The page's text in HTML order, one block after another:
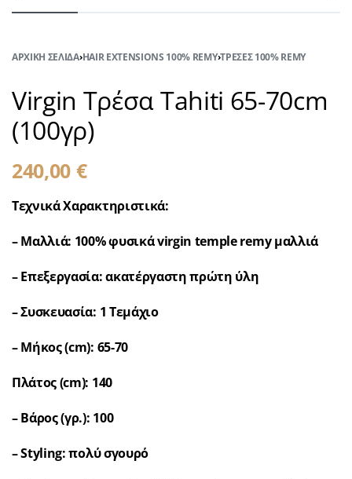
ΑΡΧΙΚΉ ΣΕΛΊΔΑ›HAIR EXTENSIONS 100% REMY›ΤΡΈΣΕΣ 100% REMY
Virgin Τρέσα Tahiti 65-70cm
(100γρ)
240,00 €
Τεχνικά Χαρακτηριστικά:
– Μαλλιά: 100% φυσικά virgin temple remy μαλλιά
– Επεξεργασία: ακατέργαστη πρώτη ύλη
– Συσκευασία: 1 Τεμάχιο
– Μήκος (cm): 65-70
Πλάτος (cm): 140
– Βάρος (γρ.): 100
– Styling: πολύ σγουρό